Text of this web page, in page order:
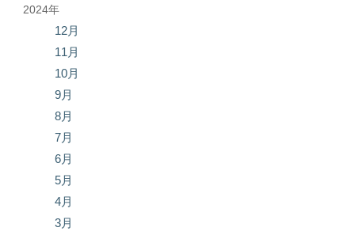
2024年
12月
11月
10月
9月
8月
7月
6月
5月
4月
3月